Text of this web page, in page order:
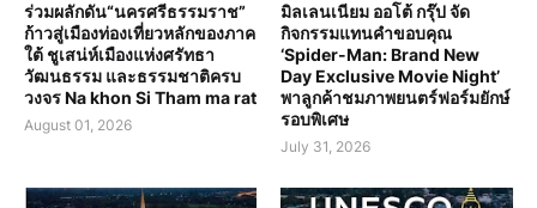
ร่วมผลักดัน“นครศรีธรรมราช”
ก้าวสู่เมืองท่องเที่ยวหลักของภาค
ใต้ ชูเสน่ห์เมืองแห่งศรัทธา
วัฒนธรรม และธรรมชาติครบ
วงจร Na khon Si Tham ma rat
August 01, 2026
มิลเลนเนียม ออโต้ กรุ๊ป จัด
กิจกรรมแทนคำขอบคุณ
‘Spider-Man: Brand New
Day Exclusive Movie Night’
พาลูกค้าชมภาพยนตร์ฟอร์มยักษ์
รอบพิเศษ
July 31, 2026